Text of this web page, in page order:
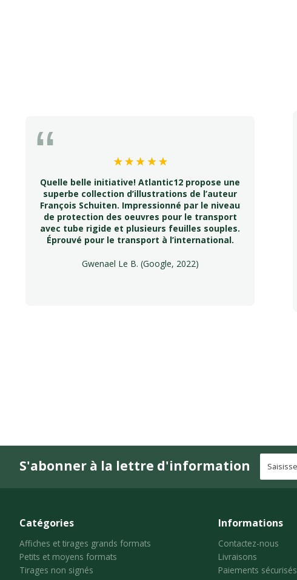
Quelle belle initiative! Atlantic12 propose une
superbe collection d’illustrations de l’auteur
François Schuiten. Impressionné par le niveau
de protection des oeuvres pour le transport
avec tube rigide et plusieurs feuilles souples.
Éprouvé pour le transport à l’international.
Gwenael Le B. (Google, 2022)
S'abonner à la lettre d'information
Catégories
Affiches et tirages grands formats
Petits et moyens formats
Tirages non signés
Informations
Contactez-nous
Livraisons
Paiements sécurisés